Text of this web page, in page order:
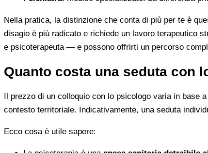
Nella pratica, la distinzione che conta di più per te è
disagio è più radicato e richiede un lavoro terapeutico
e psicoterapeuta — e possono offrirti un percorso
Quanto costa una seduta con
Il prezzo di un colloquio con lo psicologo varia in base
contesto territoriale. Indicativamente, una seduta
Ecco cosa è utile sapere: